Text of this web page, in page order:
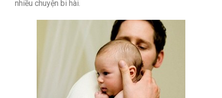
nhiều chuyện bi hài.